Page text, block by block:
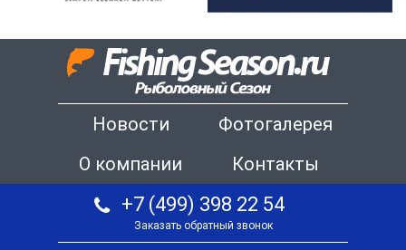
Новости
Фотогалерея
О компании
Контакты
+7 (499) 398 22 54
Заказать обратный звонок